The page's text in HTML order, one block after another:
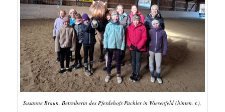
Susanne Braun, Betreiberin des Pferdehofs Pachler in Wiesenfeld (hinten, r.),